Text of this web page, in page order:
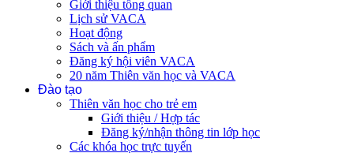
Giới thiệu tổng quan
Lịch sử VACA
Hoạt động
Sách và ấn phẩm
Đăng ký hội viên VACA
20 năm Thiên văn học và VACA
Đào tạo
Thiên văn học cho trẻ em
Giới thiệu / Hợp tác
Đăng ký/nhận thông tin lớp học
Các khóa học trực tuyến